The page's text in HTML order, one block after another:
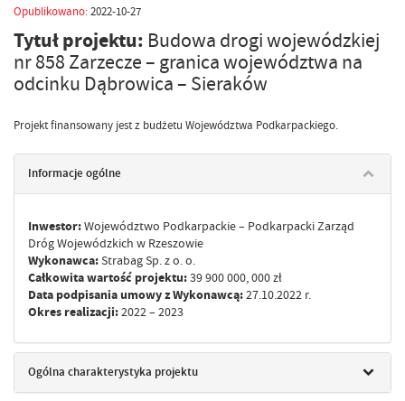
Opublikowano:2022-10-27
Tytuł projektu: Budowa drogi wojewódzkiej
nr 858 Zarzecze – granica województwa na
odcinku Dąbrowica – Sieraków
Projekt finansowany jest z budżetu Województwa Podkarpackiego.
Informacje ogólne
Inwestor:Województwo Podkarpackie – Podkarpacki Zarząd
Dróg Wojewódzkich w Rzeszowie
Wykonawca:Strabag Sp. z o. o.
Całkowita wartość projektu:39 900 000, 000 zł
Data podpisania umowy z Wykonawcą:27.10.2022 r.
Okres realizacji:2022 – 2023
Ogólna charakterystyka projektu